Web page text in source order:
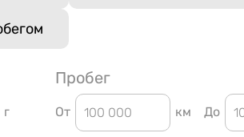
г
Пробег
От км До